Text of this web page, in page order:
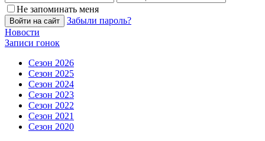
Не запоминать меня
Войти на сайт
Забыли пароль?
Новости
Записи гонок
Сезон 2026
Сезон 2025
Сезон 2024
Сезон 2023
Сезон 2022
Сезон 2021
Сезон 2020